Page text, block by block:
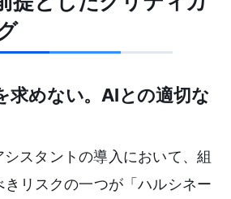
求めない。AIとの適切な
スタントの導入において、組
リスクの一つが「ハルシネー